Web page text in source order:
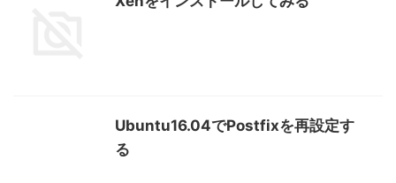
Ubuntu16.04でPostfixを再設定す
る